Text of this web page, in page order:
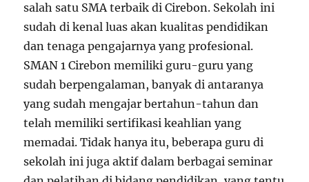
salah satu SMA terbaik di Cirebon. Sekolah ini
sudah di kenal luas akan kualitas pendidikan
dan tenaga pengajarnya yang profesional.
SMAN 1 Cirebon memiliki guru-guru yang
sudah berpengalaman, banyak di antaranya
yang sudah mengajar bertahun-tahun dan
telah memiliki sertifikasi keahlian yang
memadai. Tidak hanya itu, beberapa guru di
sekolah ini juga aktif dalam berbagai seminar